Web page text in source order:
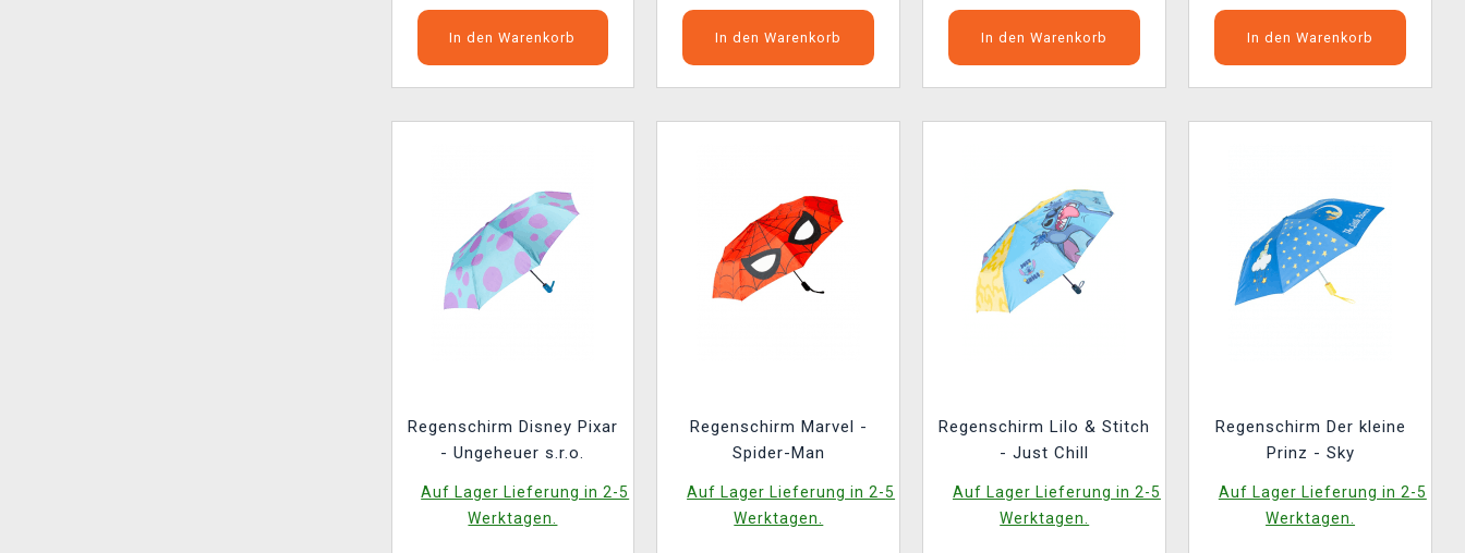
In den Warenkorb In den Warenkorb In den Warenkorb In den Warenkorb
Regenschirm Disney Pixar
- Ungeheuer s.r.o.
Auf Lager Lieferung in 2-5
Werktagen.
Regenschirm Marvel -
Spider-Man
Auf Lager Lieferung in 2-5
Werktagen.
Regenschirm Lilo & Stitch
- Just Chill
Auf Lager Lieferung in 2-5
Werktagen.
Regenschirm Der kleine
Prinz - Sky
Auf Lager Lieferung in 2-5
Werktagen.